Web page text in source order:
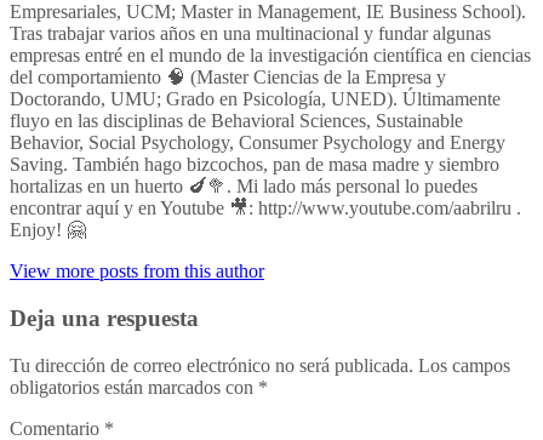
Empresariales, UCM; Master in Management, IE Business School).
Tras trabajar varios años en una multinacional y fundar algunas
empresas entré en el mundo de la investigación científica en ciencias
del comportamiento 🧠 (Master Ciencias de la Empresa y
Doctorando, UMU; Grado en Psicología, UNED). Últimamente
fluyo en las disciplinas de Behavioral Sciences, Sustainable
Behavior, Social Psychology, Consumer Psychology and Energy
Saving. También hago bizcochos, pan de masa madre y siembro
hortalizas en un huerto 🍆🥦. Mi lado más personal lo puedes
encontrar aquí y en Youtube 🎥: http://www.youtube.com/aabrilru .
Enjoy! 🤗
View more posts from this author
Deja una respuesta
Tu dirección de correo electrónico no será publicada. Los campos
obligatorios están marcados con *
Comentario *